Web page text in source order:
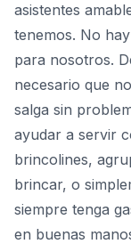
asistentes
tenemos. No
para nosotros.
necesario que
salga sin
ayudar a servir
brincolines,
brincar, o
siempre tenga
en buenas